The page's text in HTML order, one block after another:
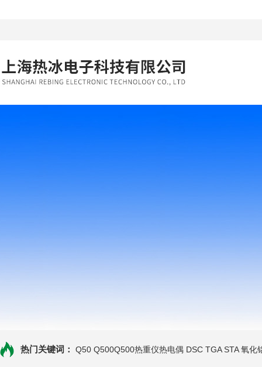
热门关键词： Q50 Q500Q500热重仪热电偶 DSC TGA STA 氧化